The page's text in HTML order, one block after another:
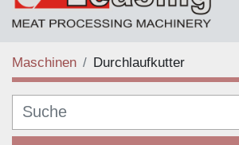
Maschinen Durchlaufkutter